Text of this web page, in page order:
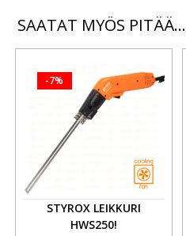
SAATAT MYÖS PITÄÄ...
-7%
STYROX LEIKKURI
HWS250!